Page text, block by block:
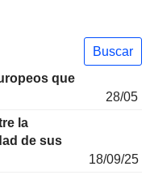
Buscar
que
28/05
la
de sus
18/09/25